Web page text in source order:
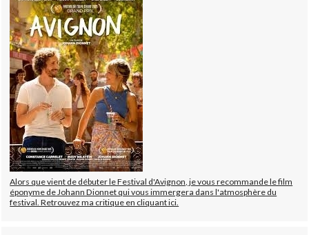
Alors que vient de débuter le Festival d'Avignon, je vous recommande le film
éponyme de Johann Dionnet qui vous immergera dans l'atmosphère du
festival. Retrouvez ma critique en cliquant ici.